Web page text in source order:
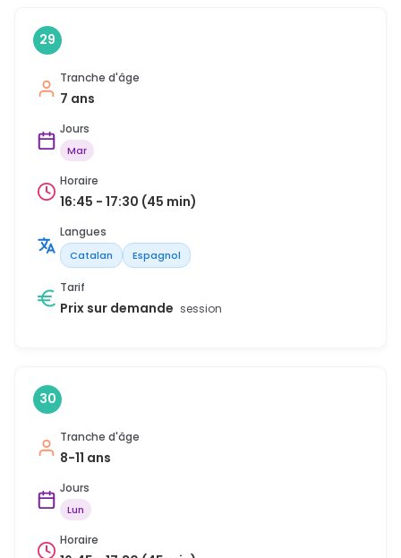
29
Tranche d'âge
7 ans
Jours
Mar
Horaire
16:45 - 17:30 (45 min)
Langues
Catalan Espagnol
Tarif
Prix sur demande session
30
Tranche d'âge
8-11 ans
Jours
Lun
Horaire